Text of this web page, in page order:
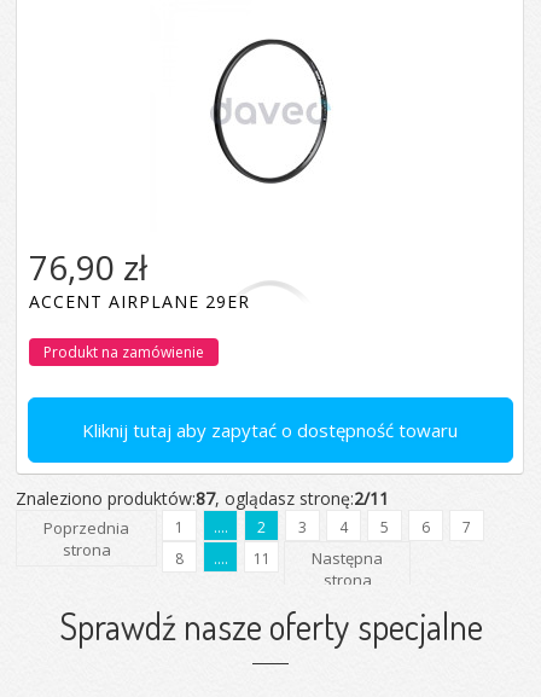
Kliknij tutaj aby zapytać o dostępność towaru
76,90 zł
ACCENT AIRPLANE 29ER
Produkt na zamówienie
Znaleziono produktów:87, oglądasz stronę:2/11
Poprzednia
strona
1 .... 2 3 4 5 6
7
8
.... 11
Następna
strona
Sprawdź nasze oferty specjalne